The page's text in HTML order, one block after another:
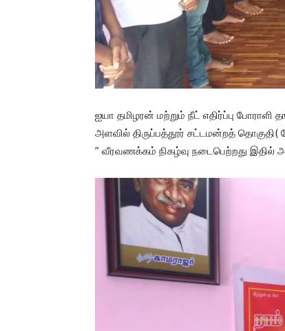
ஐயா தமிழரன் மற்றும் நீட் எதிர்ப்பு
அளவில் திருப்பத்தூர் சட்டமன்றத் தொகுதி(
” வீரவணக்கம் நிகழ்வு நடைபெற்றது இதில்